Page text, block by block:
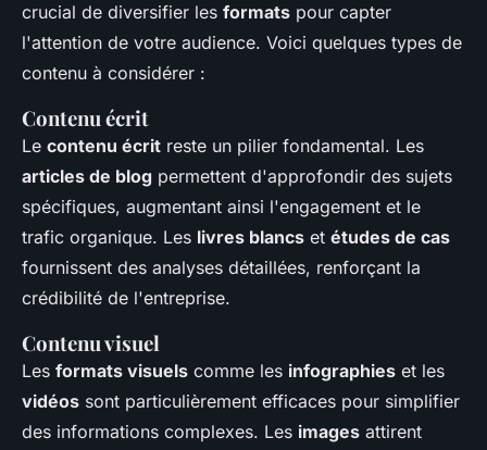
crucial de diversifier les formats pour capter
l'attention de votre audience. Voici quelques types de
contenu à considérer :
Contenu écrit
Le contenu écrit reste un pilier fondamental. Les
articles de blog permettent d'approfondir des sujets
spécifiques, augmentant ainsi l'engagement et le
trafic organique. Les livres blancs et études de cas
fournissent des analyses détaillées, renforçant la
crédibilité de l'entreprise.
Contenu visuel
Les formats visuels comme les infographies et les
vidéos sont particulièrement efficaces pour simplifier
des informations complexes. Les images attirent